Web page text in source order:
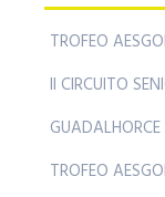
TROFEO
II CIRCUITO
TROFEO